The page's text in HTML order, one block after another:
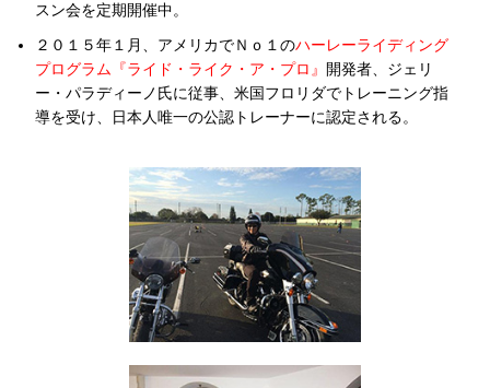
スン会を定期開催中。
２０１５年１月、アメリカでＮｏ１のハーレーライディング
プログラム『ライド・ライク・ア・プロ』 開発者、ジェリ
ー・パラディーノ氏に従事、米国フロリダでトレーニング指
導を受け、日本人唯一の公認トレーナーに認定される。